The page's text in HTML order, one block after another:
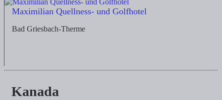
Maximilian Quellness- und Golfhotel
Bad Griesbach-Therme
Kanada